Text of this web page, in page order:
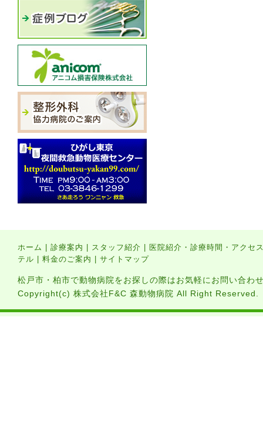
ホーム 診療案内 スタッフ紹介
医院紹介・診療時間・アクセ
テル
料金のご案内 サイトマップ
松戸市・柏市で動物病院をお探しの際はお気軽にお問い合わ
Copyright(c) 株式会社F&C 森動物病院 All Right Reserved.